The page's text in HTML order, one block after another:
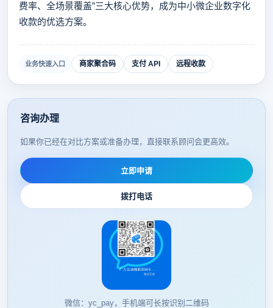
费率、全场景覆盖”三大核心优势，成为中小微企业数字化
收款的优选方案。
业务快速入口 商家聚合码 支付 API 远程收款
咨询办理
如果你已经在对比方案或准备办理，直接联系顾问会更高效。
立即申请
拨打电话
微信：yc_pay，手机端可长按识别二维码